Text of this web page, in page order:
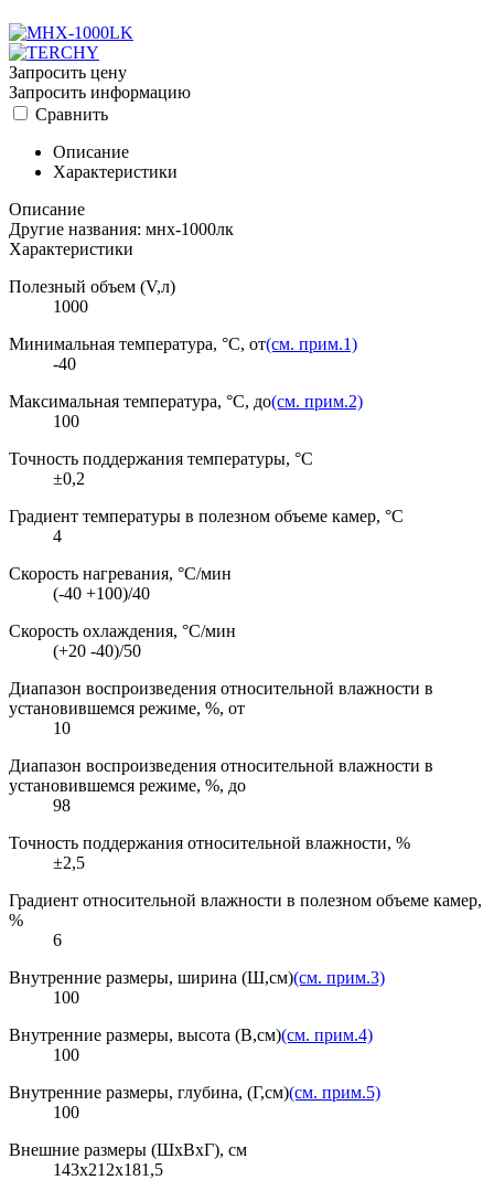
Запросить цену
Запросить информацию
Сравнить
Описание
Характеристики
Описание
Другие названия: мнх-1000лк
Характеристики
Полезный объем (V,л)
1000
Минимальная температура, °C, от(см. прим.1)
-40
Максимальная температура, °C, до(см. прим.2)
100
Точность поддержания температуры, °C
±0,2
Градиент температуры в полезном объеме камер, °C
4
Скорость нагревания, °C/мин
(-40 +100)/40
Скорость охлаждения, °C/мин
(+20 -40)/50
Диапазон воспроизведения относительной влажности в
установившемся режиме, %, от
10
Диапазон воспроизведения относительной влажности в
установившемся режиме, %, до
98
Точность поддержания относительной влажности, %
±2,5
Градиент относительной влажности в полезном объеме камер,
%
6
Внутренние размеры, ширина (Ш,см)(см. прим.3)
100
Внутренние размеры, высота (В,см)(см. прим.4)
100
Внутренние размеры, глубина, (Г,см)(см. прим.5)
100
Внешние размеры (ШхВхГ), см
143x212x181,5